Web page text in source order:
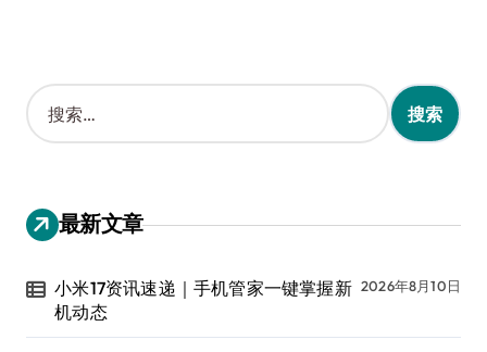
搜
索
：
最新文章
小米17资讯速递｜手机管家一键掌握新
机动态
2026年8月10日